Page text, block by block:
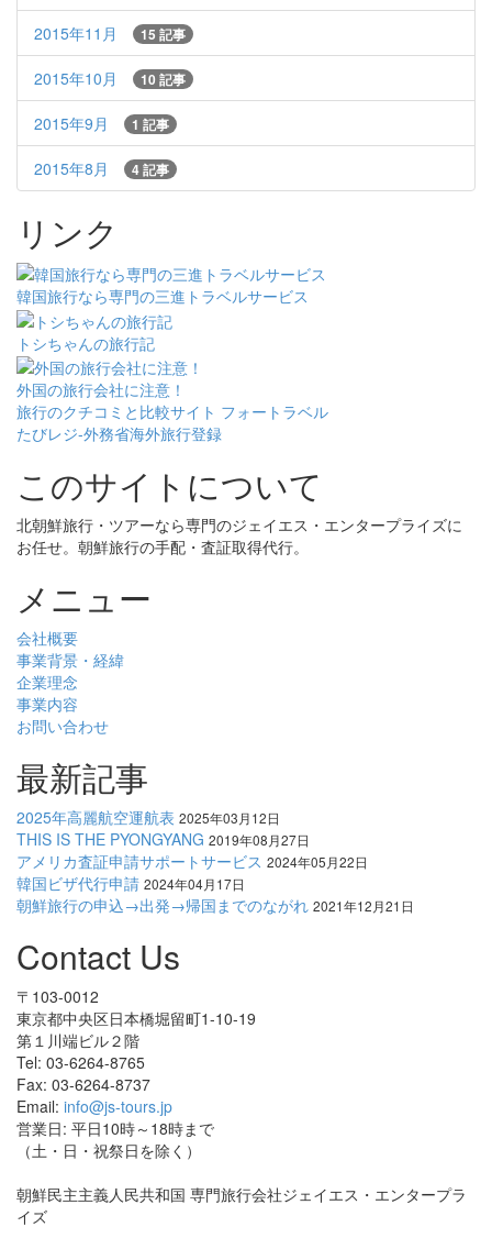
2015年11月 15 記事
2015年10月 10 記事
2015年9月 1 記事
2015年8月 4 記事
リンク
韓国旅行なら専門の三進トラベルサービス
トシちゃんの旅行記
外国の旅行会社に注意！
旅行のクチコミと比較サイト フォートラベル
たびレジ-外務省海外旅行登録
このサイトについて
北朝鮮旅行・ツアーなら専門のジェイエス・エンタープライズに
お任せ。朝鮮旅行の手配・査証取得代行。
メニュー
会社概要
事業背景・経緯
企業理念
事業内容
お問い合わせ
最新記事
2025年高麗航空運航表 2025年03月12日
THIS IS THE PYONGYANG 2019年08月27日
アメリカ査証申請サポートサービス 2024年05月22日
韓国ビザ代行申請 2024年04月17日
朝鮮旅行の申込→出発→帰国までのながれ 2021年12月21日
Contact Us
〒103-0012
東京都中央区日本橋堀留町1-10-19
第１川端ビル２階
Tel: 03-6264-8765
Fax: 03-6264-8737
Email: info@js-tours.jp
営業日: 平日10時～18時まで
（土・日・祝祭日を除く）
朝鮮民主主義人民共和国 専門旅行会社ジェイエス・エンタープラ
イズ